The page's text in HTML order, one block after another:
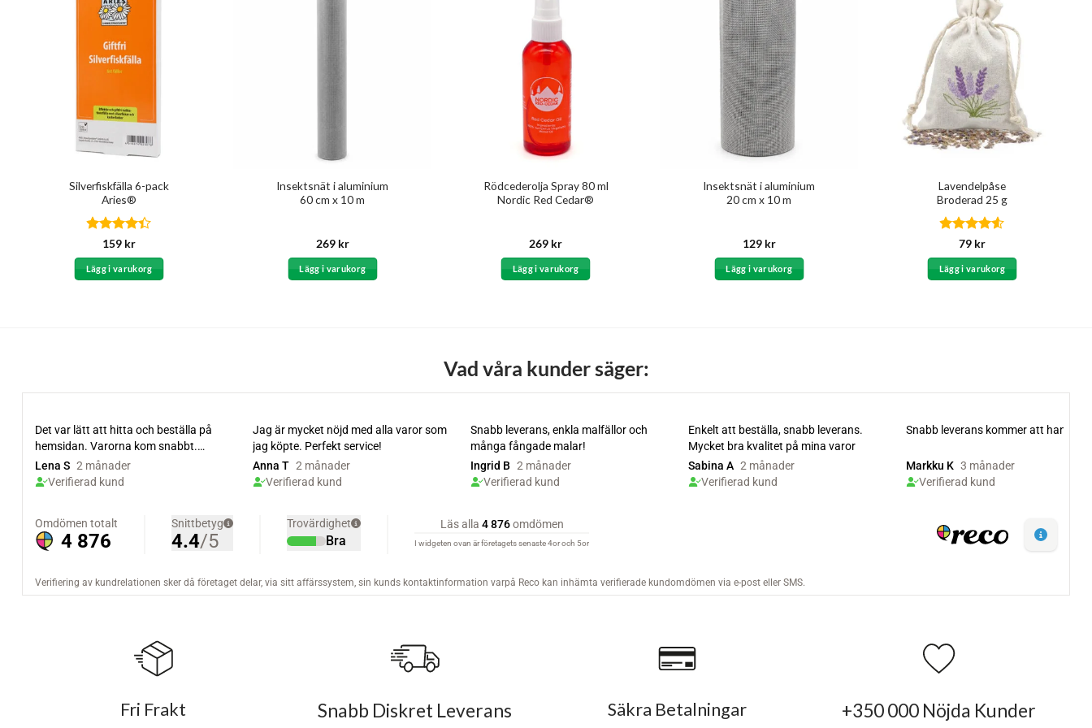
Silverfiskfälla 6-pack
Aries®
Betygsatt
4.33av 5
159 kr
Lägg i varukorg
Insektsnät i aluminium
60 cm x 10 m
269 kr
Lägg i varukorg
Rödcederolja Spray 80 ml
Nordic Red Cedar®
269 kr
Lägg i varukorg
Insektsnät i aluminium
20 cm x 10 m
129 kr
Lägg i varukorg
Lavendelpåse
Broderad 25 g
Betygsatt
4.5av 5
79 kr
Lägg i varukorg
Vad våra kunder säger:
Fri Frakt Snabb Diskret Leverans Säkra Betalningar +350 000 Nöjda Kunder